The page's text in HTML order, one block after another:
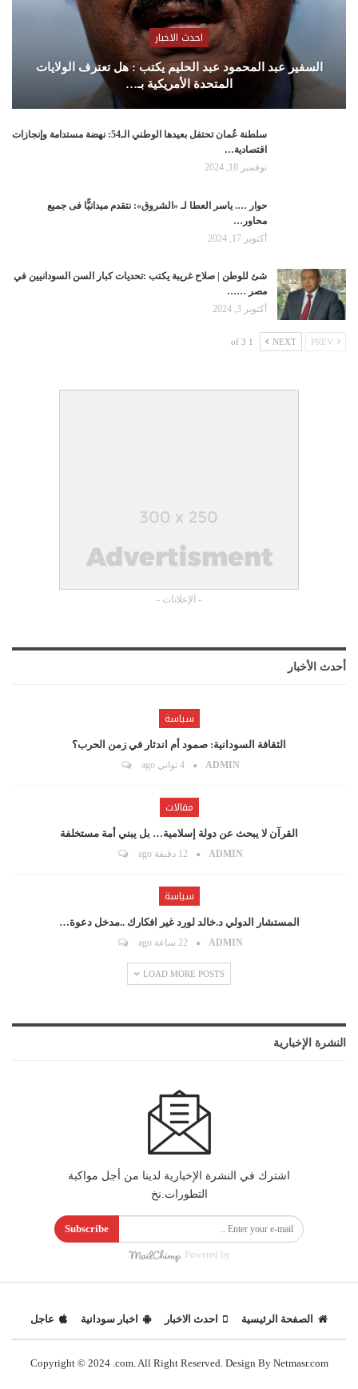
احدث الاخبار
السفير عبد المحمود عبد الحليم يكتب : هل تعترف الولايات
المتحدة الأمريكية بـ…
سلطنة عُمان تحتفل بعيدها الوطني الـ54: نهضة مستدامة وإنجازات
اقتصادية…
نوفمبر 18, 2024
حوار …. ياسر العطا لـ «الشروق»: نتقدم ميدانيًّا فى جميع
محاور…
أكتوبر 17, 2024
شئ للوطن | صلاح غريبة يكتب :تحديات كبار السن السودانيين في
مصر ……
أكتوبر 3, 2024
NEXT
1 of 3
- الإعلانات -
أحدث الأخبار
سياسة
الثقافة السودانية: صمود أم اندثار في زمن الحرب؟
ADMIN 4 ثواني ago
مقالات
القرآن لا يبحث عن دولة إسلامية… بل يبني أمة مستخلفة
ADMIN 12 دقيقة ago
سياسة
المستشار الدولي د.خالد لورد غير افكارك ..مدخل دعوة…
ADMIN 22 ساعة ago
LOAD MORE POSTS
النشرة الإخبارية
اشترك في النشرة الإخبارية لدينا من أجل مواكبة
التطورات.نخ
Subscribe
Powered by
الصفحة الرئيسية احدث الاخبار اخبار سودانية عاجل
Copyright © 2024 .com. All Right Reserved. Design By Netmasr.com